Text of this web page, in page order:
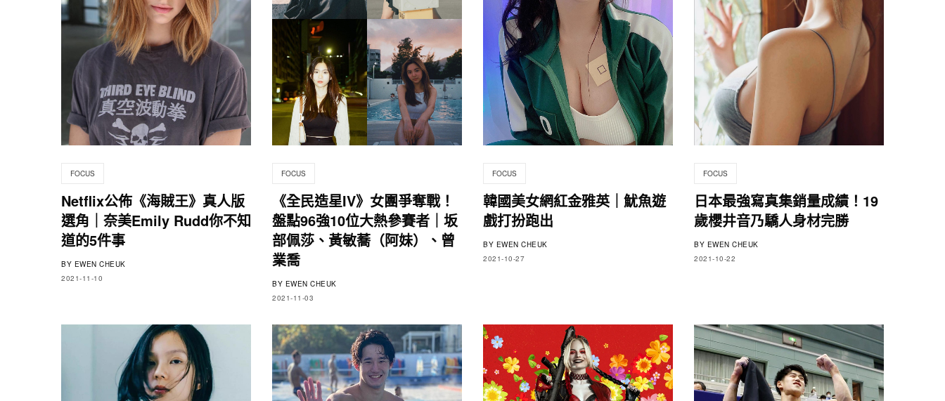
FOCUS
Netflix公佈《海賊王》真人版
選角｜奈美Emily Rudd你不知
道的5件事
BY EWEN CHEUK
2021-11-10
FOCUS
《全民造星IV》女團爭奪戰！
盤點96強10位大熱參賽者｜坂
部佩莎、黃敏蕎（阿妹）、曾
業喬
BY EWEN CHEUK
2021-11-03
FOCUS
韓國美女網紅金雅英｜魷魚遊
戲打扮跑出
BY EWEN CHEUK
2021-10-27
FOCUS
日本最強寫真集銷量成績！19
歲櫻井音乃驕人身材完勝
BY EWEN CHEUK
2021-10-22